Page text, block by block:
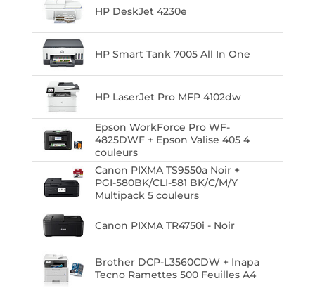
HP DeskJet 4230e
HP Smart Tank 7005 All In One
HP LaserJet Pro MFP 4102dw
Epson WorkForce Pro WF-
4825DWF + Epson Valise 405 4
couleurs
Canon PIXMA TS9550a Noir +
PGI-580BK/CLI-581 BK/C/M/Y
Multipack 5 couleurs
Canon PIXMA TR4750i - Noir
Brother DCP-L3560CDW + Inapa
Tecno Ramettes 500 Feuilles A4